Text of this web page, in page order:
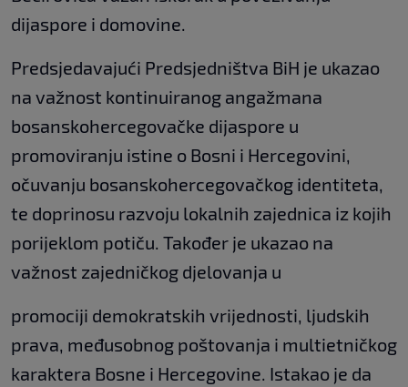
dijaspore i domovine.
Predsjedavajući Predsjedništva BiH je ukazao
na važnost kontinuiranog angažmana
bosanskohercegovačke dijaspore u
promoviranju istine o Bosni i Hercegovini,
očuvanju bosanskohercegovačkog identiteta,
te doprinosu razvoju lokalnih zajednica iz kojih
porijeklom potiču. Također je ukazao na
važnost zajedničkog djelovanja u
promociji demokratskih vrijednosti, ljudskih
prava, međusobnog poštovanja i multietničkog
karaktera Bosne i Hercegovine. Istakao je da